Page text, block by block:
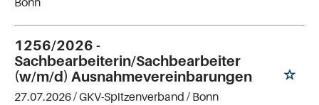
1256/2026 -
Sachbearbeiterin/Sachbearbeiter
(w/m/d) Ausnahmevereinbarungen
27.07.2026 /GKV-Spitzenverband / Bonn